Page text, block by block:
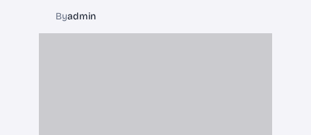
Byadmin